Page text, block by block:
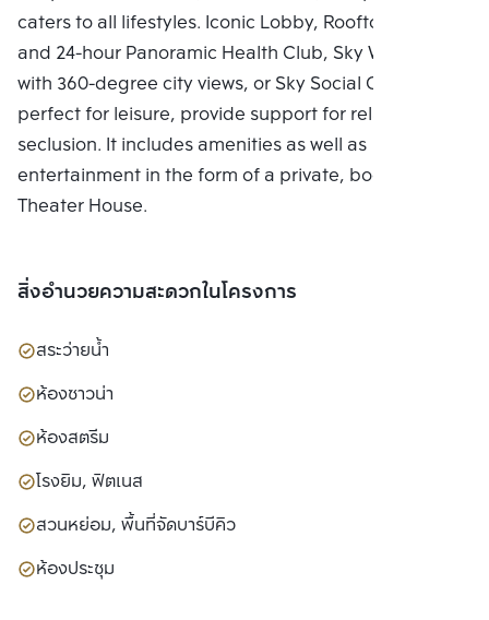
caters to all lifestyles. Iconic Lobby, Rooftop Facilities
and 24-hour Panoramic Health Club, Sky Work Space
with 360-degree city views, or Sky Social Club,
perfect for leisure, provide support for relaxing in
seclusion. It includes amenities as well as
entertainment in the form of a private, bookable
Theater House.
สิ่งอำนวยความสะดวกในโครงการ
สระว่ายน้ำ
ห้องซาวน่า
ห้องสตรีม
โรงยิม, ฟิตเนส
สวนหย่อม, พื้นที่จัดบาร์บีคิว
ห้องประชุม